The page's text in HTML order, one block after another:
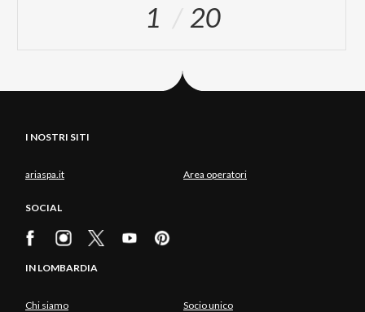
1 20
I NOSTRI SITI
ariaspa.it Area operatori
SOCIAL
IN LOMBARDIA
Chi siamo Socio unico